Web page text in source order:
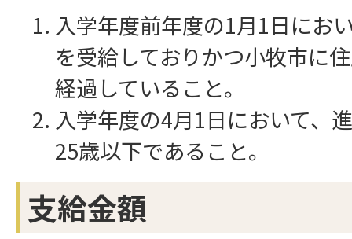
入学年度前年度の1月1日にお
を受給しておりかつ小牧市に
経過していること。
入学年度の4月1日において、
25歳以下であること。
支給金額